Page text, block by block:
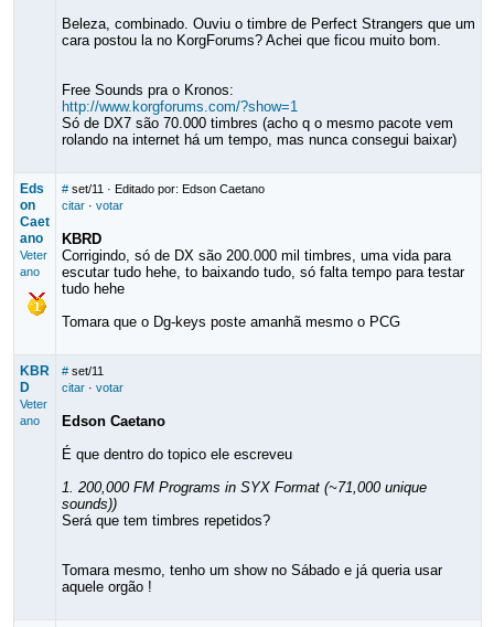
Beleza, combinado. Ouviu o timbre de Perfect Strangers que um
cara postou la no KorgForums? Achei que ficou muito bom.
Free Sounds pra o Kronos:
http://www.korgforums.com/?show=1
Só de DX7 são 70.000 timbres (acho q o mesmo pacote vem
rolando na internet há um tempo, mas nunca consegui baixar)
Eds
on
Caet
ano
Veter
ano
# set/11 · Editado por: Edson Caetano
citar· votar
KBRD
Corrigindo, só de DX são 200.000 mil timbres, uma vida para
escutar tudo hehe, to baixando tudo, só falta tempo para testar
tudo hehe
Tomara que o Dg-keys poste amanhã mesmo o PCG
KBR
D
Veter
ano
# set/11
citar· votar
Edson Caetano
É que dentro do topico ele escreveu
1. 200,000 FM Programs in SYX Format (~71,000 unique
sounds))
Será que tem timbres repetidos?
Tomara mesmo, tenho um show no Sábado e já queria usar
aquele orgão !